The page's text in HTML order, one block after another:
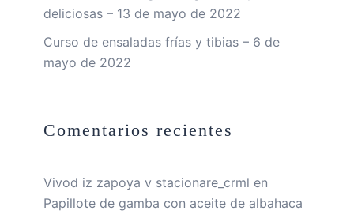
deliciosas – 13 de mayo de 2022
Curso de ensaladas frías y tibias – 6 de
mayo de 2022
Comentarios recientes
Vivod iz zapoya v stacionare_crml en
Papillote de gamba con aceite de albahaca